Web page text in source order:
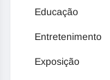
Educação
Entretenimento
Exposição